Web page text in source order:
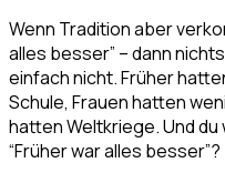
Wenn Tradition aber
alles besser” – dann
einfach nicht. Früher
Schule, Frauen hatten
hatten Weltkriege. Und
“Früher war alles besser”?